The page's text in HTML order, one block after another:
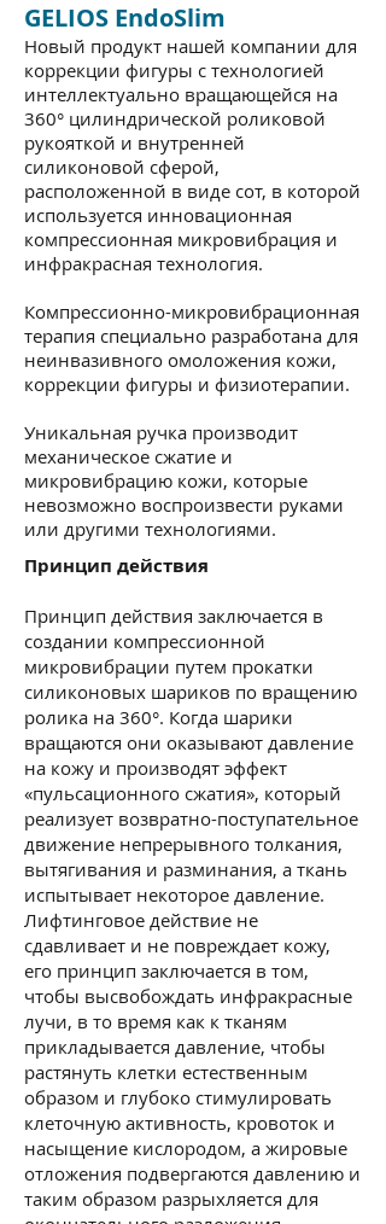
GELIOS EndoSlim
Новый продукт нашей компании для
коррекции фигуры с технологией
интеллектуально вращающейся на
360° цилиндрической роликовой
рукояткой и внутренней
силиконовой сферой,
расположенной в виде сот, в которой
используется инновационная
компрессионная микровибрация и
инфракрасная технология.
Компрессионно-микровибрационная
терапия специально разработана для
неинвазивного омоложения кожи,
коррекции фигуры и физиотерапии.
Уникальная ручка производит
механическое сжатие и
микровибрацию кожи, которые
невозможно воспроизвести руками
или другими технологиями.
Принцип действия
Принцип действия заключается в
создании компрессионной
микровибрации путем прокатки
силиконовых шариков по вращению
ролика на 360°. Когда шарики
вращаются они оказывают давление
на кожу и производят эффект
«пульсационного сжатия», который
реализует возвратно-поступательное
движение непрерывного толкания,
вытягивания и разминания, а ткань
испытывает некоторое давление.
Лифтинговое действие не
сдавливает и не повреждает кожу,
его принцип заключается в том,
чтобы высвобождать инфракрасные
лучи, в то время как к тканям
прикладывается давление, чтобы
растянуть клетки естественным
образом и глубоко стимулировать
клеточную активность, кровоток и
насыщение кислородом, а жировые
отложения подвергаются давлению и
таким образом разрыхляется для